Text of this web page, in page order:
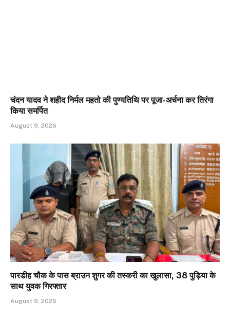
चंदन यादव ने शहीद निर्मल महतो की पुण्यतिथि पर पूजा-अर्चना कर तिरंगा
किया समर्पित
August 9, 2026
पारडीह चौक के पास ब्राउन शुगर की तस्करी का खुलासा, 38 पुड़िया के
साथ युवक गिरफ्तार
August 9, 2026